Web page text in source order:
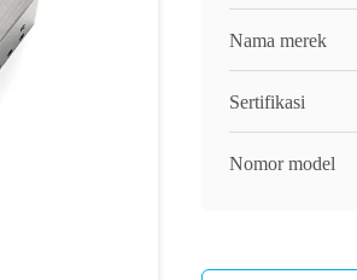
Nama merek
Sertifikasi
Nomor model